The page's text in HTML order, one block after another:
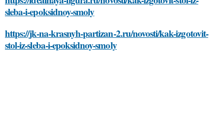
sleba-i-epoksidnoy-smoly
https://jk-na-krasnyh-partizan-2.ru/novosti/kak-izgotovit-
stol-iz-sleba-i-epoksidnoy-smoly